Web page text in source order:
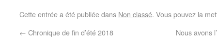
Cette entrée a été publiée dans Non classé. Vous pouvez la
← Chronique de fin d’été 2018 Nous avons